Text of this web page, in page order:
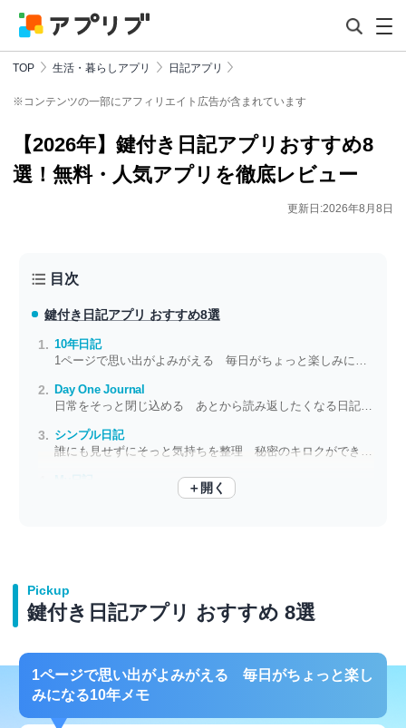
TOP 生活・暮らしアプリ 日記アプリ
※コンテンツの一部にアフィリエイト広告が含まれています
【2026年】鍵付き日記アプリおすすめ8
選！無料・人気アプリを徹底レビュー
更新日:2026年8月8日
目次
鍵付き日記アプリ おすすめ8選
10年日記
1ページで思い出がよみがえる 毎日がちょっと楽しみになる10年メモ
Day One Journal
日常をそっと閉じ込める あとから読み返したくなる日記が手のひらで書ける
シンプル日記
誰にも見せずにそっと気持ちを整理 秘密のキロクができる日記アプリ
＋開く
Pickup
鍵付き日記アプリ おすすめ 8選
1ページで思い出がよみがえる 毎日がちょっと楽し
みになる10年メモ